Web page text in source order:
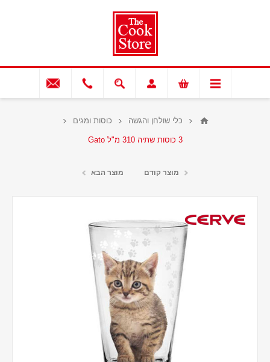
כלי שולחן והגשה כוסות ומגים
3 כוסות שתיה 310 מ"ל Gato
מוצר קודם מוצר הבא